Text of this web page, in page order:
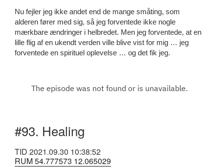
Nu fejler jeg ikke andet end de mange småting, som
alderen fører med sig, så jeg forventede ikke nogle
mærkbare ændringer i helbredet. Men jeg forventede, at en
lille flig af en ukendt verden ville blive vist for mig … jeg
forventede en spirituel oplevelse … og det fik jeg.
#93. Healing
TID 2021.09.30 10:38:52
RUM 54.777573 12.065029